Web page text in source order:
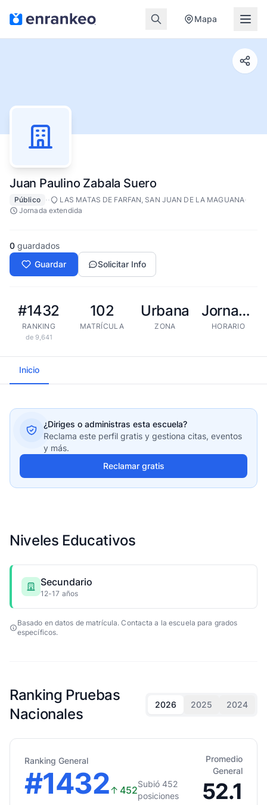
Mapa
Juan Paulino Zabala Suero
Público ·· LAS MATAS DE FARFAN, SAN JUAN DE LA MAGUANA·
Jornada extendida
0 guardados
Guardar
Solicitar Info
#1432
RANKING
de 9,641
102
MATRÍCULA
Urbana
ZONA
Jornada extendida
HORARIO
Inicio
¿Diriges o administras esta escuela?
Reclama este perfil gratis y gestiona citas, eventos
y más.
Reclamar gratis
Niveles Educativos
Secundario
12-17 años
Basado en datos de matrícula. Contacta a la escuela para grados
específicos.
Ranking Pruebas
Nacionales
2026 2025 2024
Ranking General
#1432↑ 452
Subió 452
posiciones
Promedio
General
52.1